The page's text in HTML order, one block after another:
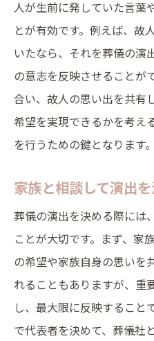
人が生前に発していた言葉
とが有効です。例えば、故
いたなら、それを葬儀の演
の意志を反映させることが
合い、故人の思い出を共有
希望を実現できるかを考え
を行うための鍵となります。
家族と相談して演出
葬儀の演出を決める際には
ことが大切です。まず、家
の希望や家族自身の思いを
れることもありますが、重
し、最大限に反映すること
で代表者を決めて、葬儀社